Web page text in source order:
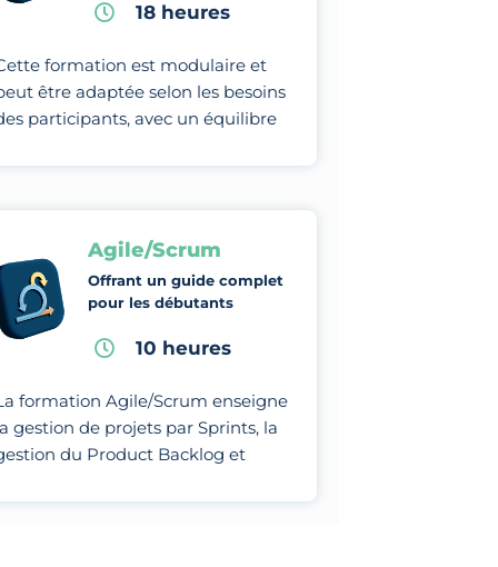
18 heures
formation est modulaire et
être adaptée selon les besoins
participants, avec un équilibre
Agile/Scrum
Offrant un guide complet
pour les débutants
10 heures
formation Agile/Scrum enseigne
gestion de projets par Sprints, la
du Product Backlog et